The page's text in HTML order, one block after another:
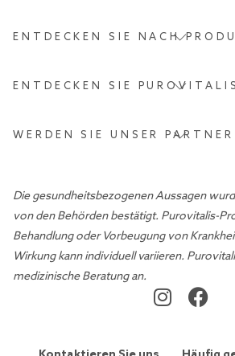
ENTDECKEN SIE NACH
ENTDECKEN SIE PUROVITALIS
WERDEN SIE UNSER PARTNER
Die gesundheitsbezogenen Aussagen
von den Behörden bestätigt. Purovitalis-
Behandlung oder Vorbeugung von
Wirkung kann individuell variieren.
medizinische Beratung an.